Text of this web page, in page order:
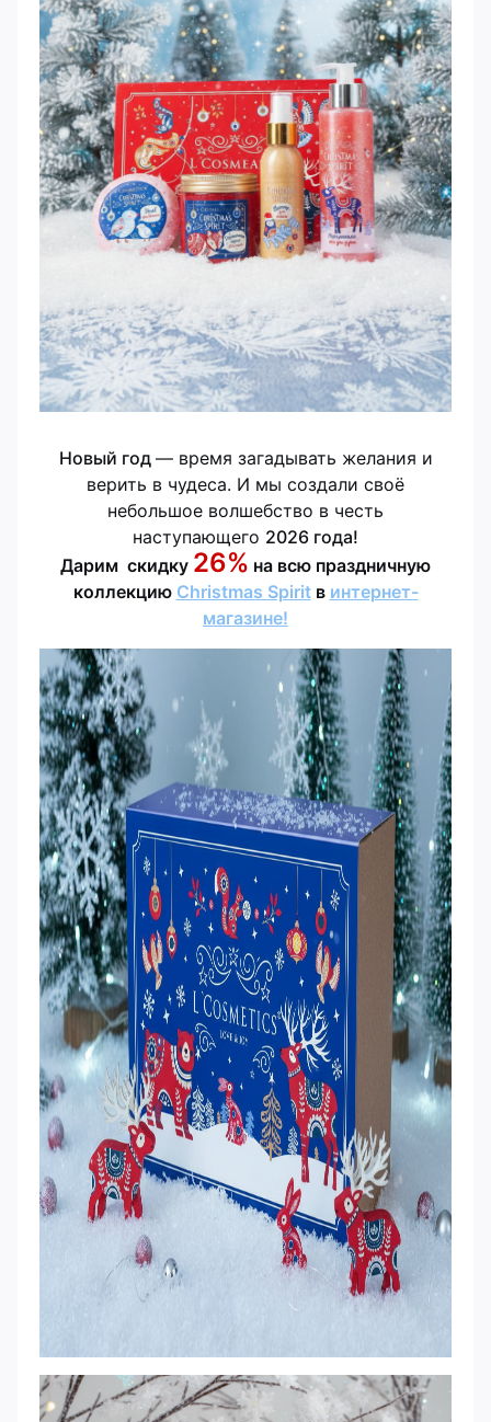
Новый год — время загадывать желания и
верить в чудеса. И мы создали своё
небольшое волшебство в честь
наступающего 2026 года!
Дарим скидку 26% на всю праздничную
коллекцию Christmas Spirit в интернет-
магазине!